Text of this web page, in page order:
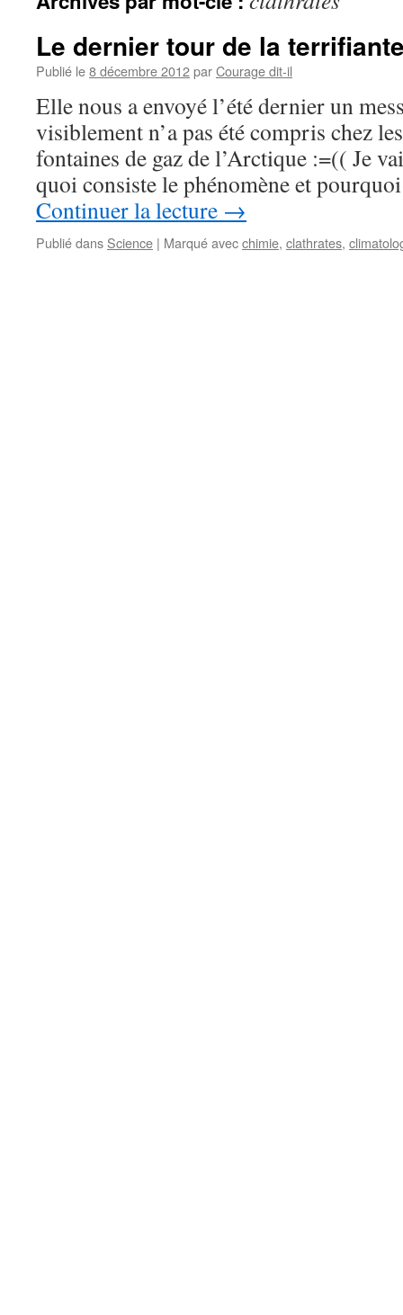
Le dernier tour de la
Publié le8 décembre 2012parCourage dit-il
Elle nous a envoyé l’été dernier un
visiblement n’a pas été compris chez
fontaines de gaz de l’Arctique :=(( Je
quoi consiste le phénomène et
Continuer la lecture →
Publié dans Science | Marqué avecchimie, clathrates,